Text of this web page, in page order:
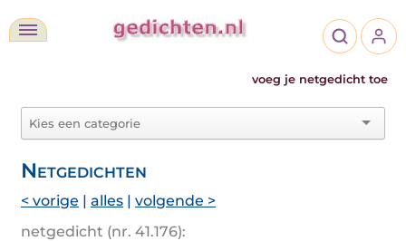
voeg je netgedicht toe
Netgedichten
< vorige | alles | volgende >
netgedicht (nr. 41.176):